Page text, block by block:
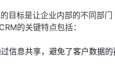
目标是让企业内部的不同部门
的关键特点包括：
信息共享，避免了客户数据